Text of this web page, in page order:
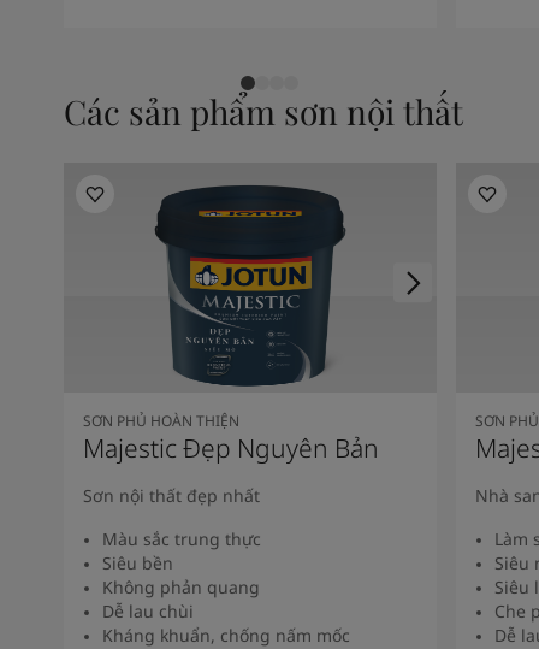
Các sản phẩm sơn nội thất
SƠN PHỦ HOÀN THIỆN
Majestic Đẹp Nguyên Bản
Sơn nội thất đẹp nhất
Màu sắc trung thực
Siêu bền
Không phản quang
Dễ lau chùi
Kháng khuẩn, chống nấm mốc
SƠN
Nhà
Làm
Siêu
Siêu
Che
Dễ